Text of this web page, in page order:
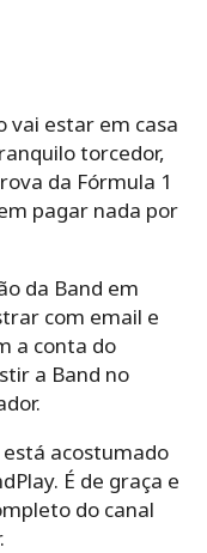
vai estar em casa
torcedor,
da Fórmula 1
pagar nada por
da Band em
com email e
a conta do
a Band no
acostumado
É de graça e
do canal